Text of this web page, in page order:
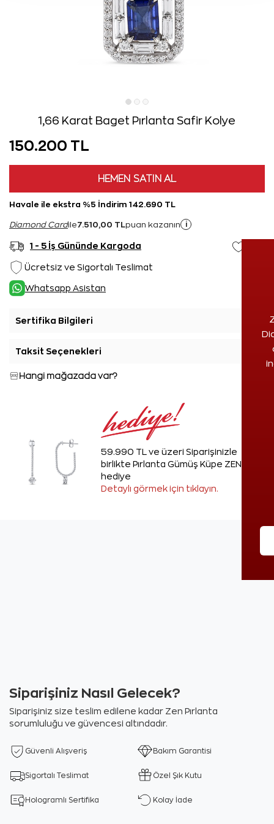
1,66 Karat Baget Pırlanta Safir Kolye
150.200 TL
HEMEN SATIN AL
Havale ile ekstra %5 İndirim 142.690 TL
Diamond Cardile7.510,00 TL puan kazanın i
1 - 5 İş Gününde Kargoda
Ücretsiz ve Sigortalı Teslimat
Whatsapp Asistan
Sertifika Bilgileri
Taksit Seçenekleri
Hangi mağazada var?
59.990 TL ve üzeri Siparişinizle
birlikte Pırlanta Gümüş Küpe ZEN'den
hediye
Detaylı görmek için tıklayın.
Siparişiniz Nasıl Gelecek?
Siparişiniz size teslim edilene kadar Zen Pırlanta
sorumluluğu ve güvencesi altındadır.
Güvenli Alışveriş Bakım Garantisi
Sigortalı Teslimat Özel Şık Kutu
Hologramlı Sertifika Kolay İade